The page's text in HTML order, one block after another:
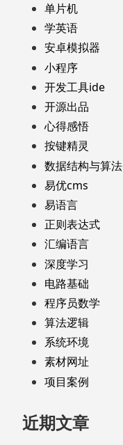
单片机
学英语
安卓模拟器
小程序
开发工具ide
开源出品
心得感悟
按键精灵
数据结构与算法
易优cms
易语言
正则表达式
汇编语言
深度学习
电路基础
程序员数学
算法逻辑
系统环境
素材网址
项目案例
近期文章